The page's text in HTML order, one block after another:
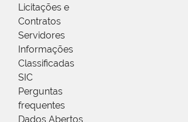
Licitações e
Contratos
Servidores
Informações
Classificadas
SIC
Perguntas
frequentes
Dados Abertos